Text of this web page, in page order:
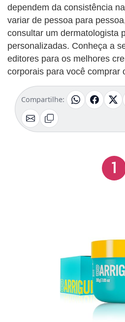
dependem da consistência
variar de pessoa para
consultar um dermatologista
personalizadas. Conheça a
editores para os melhores
corporais para você comprar
Compartilhe:
1